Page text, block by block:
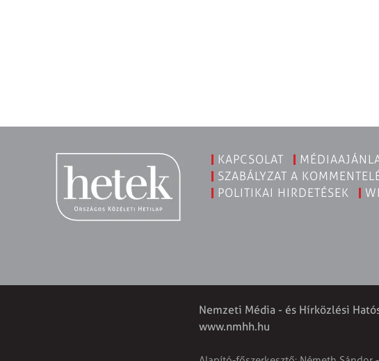
KAPCSOLAT
SZABÁLYZAT A
POLITIKAI HIRDETÉSEK
Nemzeti Média - és Hírközlési
www.nmhh.hu